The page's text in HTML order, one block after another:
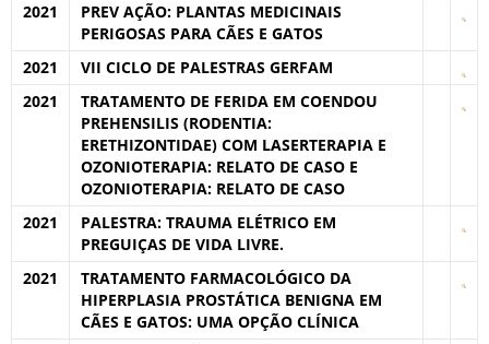
2021
PREV AÇÃO: PLANTAS MEDICINAIS
PERIGOSAS PARA CÃES E GATOS
2021
VII CICLO DE PALESTRAS GERFAM
2021
TRATAMENTO DE FERIDA EM COENDOU
PREHENSILIS (RODENTIA:
ERETHIZONTIDAE) COM LASERTERAPIA E
OZONIOTERAPIA: RELATO DE CASO E
OZONIOTERAPIA: RELATO DE CASO
2021
PALESTRA: TRAUMA ELÉTRICO EM
PREGUIÇAS DE VIDA LIVRE.
2021
TRATAMENTO FARMACOLÓGICO DA
HIPERPLASIA PROSTÁTICA BENIGNA EM
CÃES E GATOS: UMA OPÇÃO CLÍNICA